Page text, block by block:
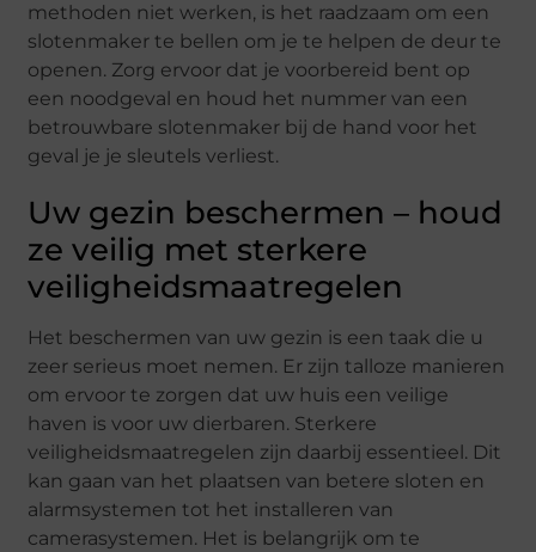
methoden niet werken, is het raadzaam om een
slotenmaker te bellen om je te helpen de deur te
openen. Zorg ervoor dat je voorbereid bent op
een noodgeval en houd het nummer van een
betrouwbare slotenmaker bij de hand voor het
geval je je sleutels verliest.
Uw gezin beschermen – houd
ze veilig met sterkere
veiligheidsmaatregelen
Het beschermen van uw gezin is een taak die u
zeer serieus moet nemen. Er zijn talloze manieren
om ervoor te zorgen dat uw huis een veilige
haven is voor uw dierbaren. Sterkere
veiligheidsmaatregelen zijn daarbij essentieel. Dit
kan gaan van het plaatsen van betere sloten en
alarmsystemen tot het installeren van
camerasystemen. Het is belangrijk om te